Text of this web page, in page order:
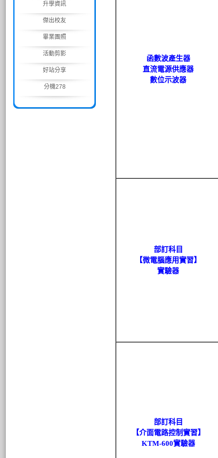
升學資訊
傑出校友
畢業團照
活動剪影
好站分享
分機278
函數波產生器
直流電源供應器
數位示波器
部訂科目
【微電腦應用實習】
實驗器
部訂科目
【介面電路控制實習】
KTM-600實驗器